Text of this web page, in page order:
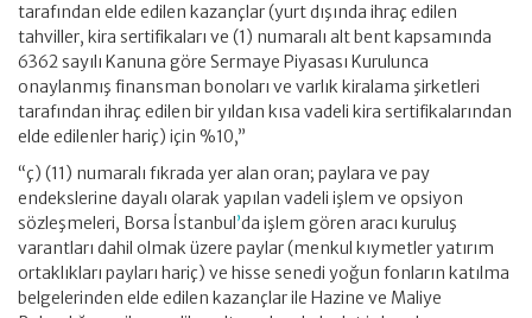
tarafından elde edilen kazançlar (yurt dışında ihraç edilen
tahviller, kira sertifikaları ve (1) numaralı alt bent kapsamında
6362 sayılı Kanuna göre Sermaye Piyasası Kurulunca
onaylanmış finansman bonoları ve varlık kiralama şirketleri
tarafından ihraç edilen bir yıldan kısa vadeli kira sertifikalarından
elde edilenler hariç) için %10,”
“ç) (11) numaralı fıkrada yer alan oran; paylara ve pay
endekslerine dayalı olarak yapılan vadeli işlem ve opsiyon
sözleşmeleri, Borsa İstanbul’da işlem gören aracı kuruluş
varantları dahil olmak üzere paylar (menkul kıymetler yatırım
ortaklıkları payları hariç) ve hisse senedi yoğun fonların katılma
belgelerinden elde edilen kazançlar ile Hazine ve Maliye